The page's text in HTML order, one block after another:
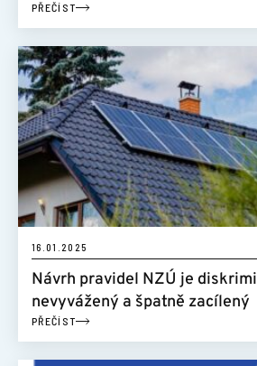
PŘEČÍST
16.01.2025
Návrh pravidel NZÚ je
nevyvážený a špatně zacílený
PŘEČÍST